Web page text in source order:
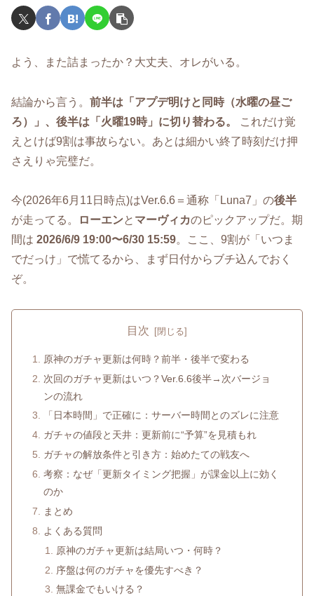
よう、また詰まったか？大丈夫、オレがいる。
結論から言う。 前半は「アプデ明けと同時（水曜の昼ご
ろ）」、後半は「火曜19時」に切り替わる。
これだけ覚
えとけば9割は事故らない。あとは細かい終了時刻だけ押
さえりゃ完璧だ。
今(2026年6月11日時点)はVer.6.6＝通称「Luna7」の後半
が走ってる。
ローエンと マーヴィカのピックアップだ。期
間は 2026/6/9 19:00〜6/30 15:59。ここ、9割が「いつま
でだっけ」で慌てるから、まず日付からブチ込んでおく
ぞ。
目次
原神のガチャ更新は何時？前半・後半で変わる
次回のガチャ更新はいつ？Ver.6.6後半→次バージョ
ンの流れ
「日本時間」で正確に：サーバー時間とのズレに注意
ガチャの値段と天井：更新前に“予算”を見積もれ
ガチャの解放条件と引き方：始めたての戦友へ
考察：なぜ「更新タイミング把握」が課金以上に効く
のか
まとめ
よくある質問
原神のガチャ更新は結局いつ・何時？
序盤は何のガチャを優先すべき？
無課金でもいける？